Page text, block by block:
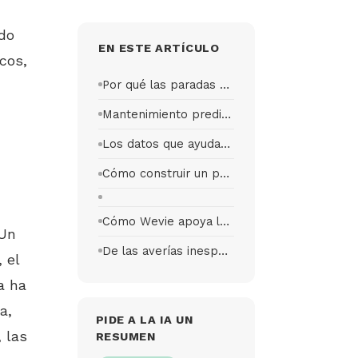
el
ha
las
EN ESTE ARTÍCULO
Por qué las paradas afectan a los márgenes de la flota
Mantenimiento predictivo flota movilidad compartida: qué significa realmente
Los datos que ayudan a reducir averías y costes de reparación
Cómo construir un proceso de mantenimiento más eficiente
Cómo Wevie apoya la gestión técnica de la flota
De las averías inesperadas a una flota más disponible
PIDE A LA IA UN
RESUMEN